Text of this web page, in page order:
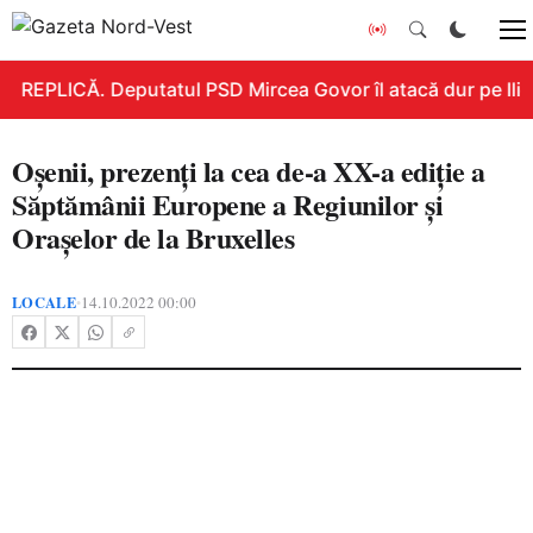
REPLICĂ. Deputatul PSD Mircea Govor îl atacă dur pe
Oșenii, prezenți la cea de-a XX-a ediție a
Săptămânii Europene a Regiunilor și
Orașelor de la Bruxelles
LOCALE•14.10.2022 00:00